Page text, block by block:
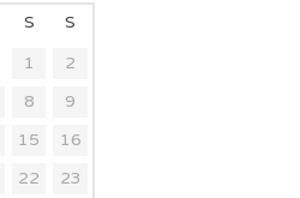
S
S
1
2
8
9
15
16
22 23